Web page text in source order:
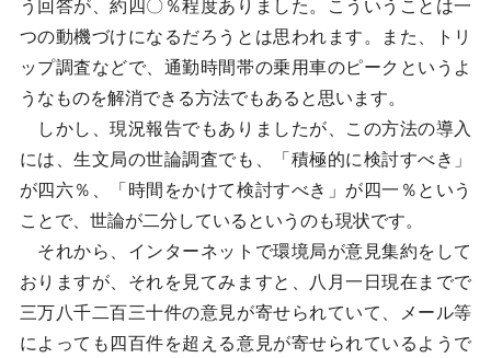
う回答が、約四〇％程度ありました。こういうことは一
つの動機づけになるだろうとは思われます。また、トリ
ップ調査などで、通勤時間帯の乗用車のピークというよ
うなものを解消できる方法でもあると思います。
しかし、現況報告でもありましたが、この方法の導入
には、生文局の世論調査でも、「積極的に検討すべき」
が四六％、「時間をかけて検討すべき」が四一％という
ことで、世論が二分しているというのも現状です。
それから、インターネットで環境局が意見集約をして
おりますが、それを見てみますと、八月一日現在までで
三万八千二百三十件の意見が寄せられていて、メール等
によっても四百件を超える意見が寄せられているようで